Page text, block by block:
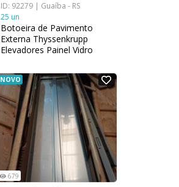
ID: 92279 | Guaíba - RS
25 un
Botoeira de Pavimento
Externa Thyssenkrupp
Elevadores Painel Vidro
Botão Sobe/Desce
NOVO
679